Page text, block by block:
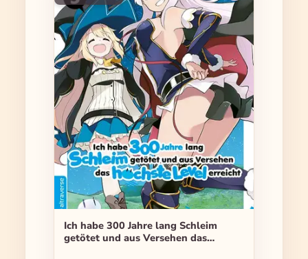
Ich habe 300 Jahre lang Schleim
getötet und aus Versehen das